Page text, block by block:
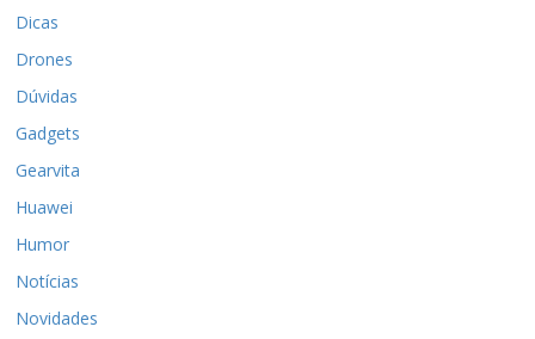
Dicas
Drones
Dúvidas
Gadgets
Gearvita
Huawei
Humor
Notícias
Novidades